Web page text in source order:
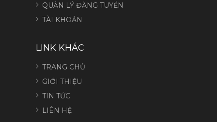
QUẢN LÝ ĐĂNG TUYỂN
TÀI KHOẢN
LINK KHÁC
TRANG CHỦ
GIỚI THIỆU
TIN TỨC
LIÊN HỆ